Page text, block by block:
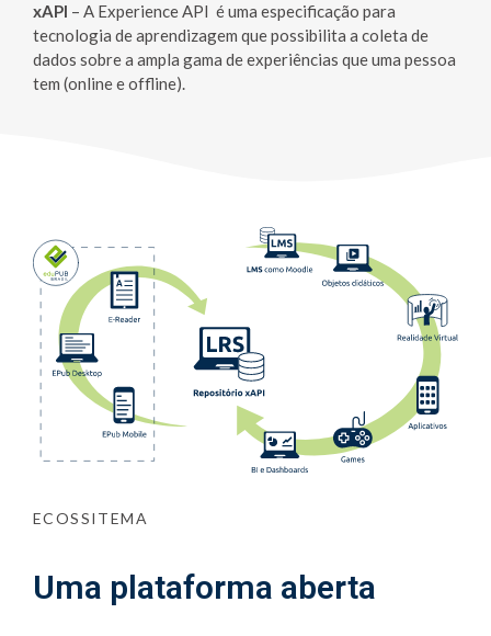
xAPI – A Experience API é uma especificação para
tecnologia de aprendizagem que possibilita a coleta de
dados sobre a ampla gama de experiências que uma pessoa
tem (online e offline).
ECOSSITEMA
Uma plataforma aberta